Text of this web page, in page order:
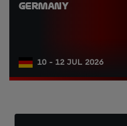
GERMANY
10 - 12 JUL 2026